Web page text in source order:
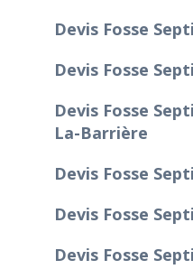
Devis Fosse
Devis Fosse
Devis Fosse
La-Barrière
Devis Fosse
Devis Fosse
Devis Fosse